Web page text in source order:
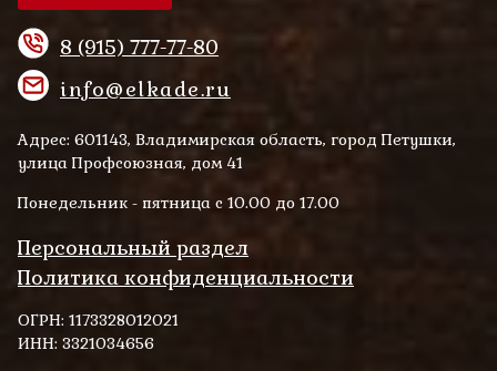
8 (915) 777-77-80
info@elkade.ru
Адрес: 601143, Владимирская область, город Петушки,
улица Профсоюзная, дом 41
Понедельник - пятница с 10.00 до 17.00
Персональный раздел
Политика конфиденциальности
ОГРН: 1173328012021
ИНН: 3321034656